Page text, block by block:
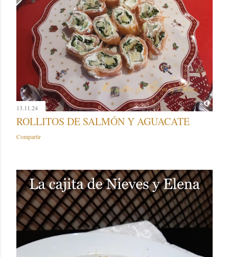
13.11.24
ROLLITOS DE SALMÓN Y AGUACATE
Compartir